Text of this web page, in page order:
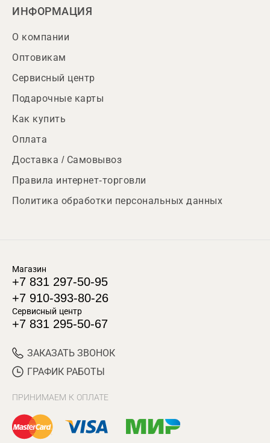
ИНФОРМАЦИЯ
О компании
Оптовикам
Сервисный центр
Подарочные карты
Как купить
Оплата
Доставка / Самовывоз
Правила интернет-торговли
Политика обработки персональных данных
Магазин
+7 831 297-50-95
+7 910-393-80-26
Сервисный центр
+7 831 295-50-67
ЗАКАЗАТЬ ЗВОНОК
ГРАФИК РАБОТЫ
ПРИНИМАЕМ К ОПЛАТЕ